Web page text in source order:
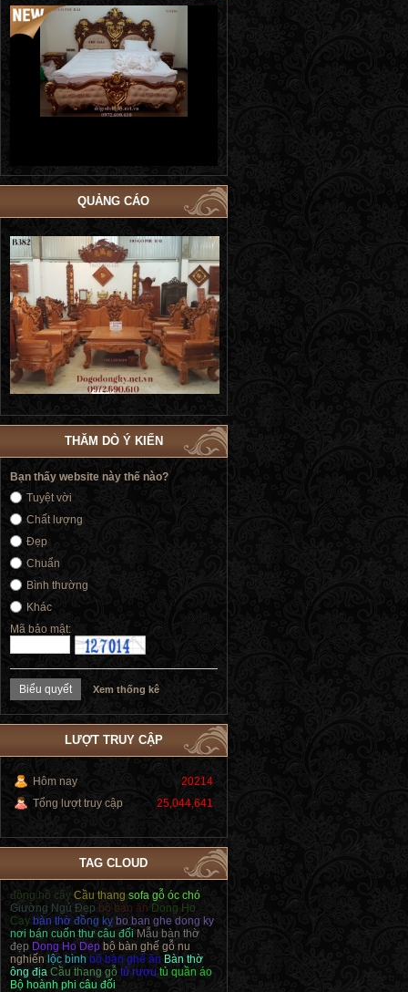
Bộ Giường Cô Dâu Dát Vàng | Giường
Cưới Nữ Hoàng Siêu Sang Trọng GN184
Bộ Giường Ngủ Tủ Áo Phòng
| Đồ Gỗ Phú Hải GN183
QUẢNG CÁO
THĂM DÒ Ý KIẾN
Bạn thấy website này thế nào?
Tuyệt vời
Chất lượng
Đẹp
Chuẩn
Bình thường
Khác
Mã bảo mật:
Xem thống kê
LƯỢT TRUY CẬP
Hôm nay
20214
Tổng lượt truy cập
25,044,641
TAG CLOUD
đồng hồ cây Cầu thangsofa gỗ óc chó
Giường Ngủ Đẹp bộ bàn ăn Dong Ho
Cay bàn thờ đồng kỵ bo ban ghe dong ky
nơi bán cuốn thư câu đối Mẫu bàn thờ
đẹp Dong Ho Dep bộ bàn ghế gỗ nu
nghiến lộc bình bộ bàn ghế ăn Bàn thờ
ông địa Cầu thang gỗ tủ rượu tủ quần áo
Bộ hoành phi câu đối